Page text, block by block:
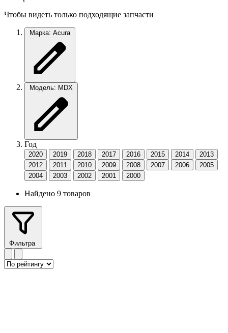
Чтобы видеть только подходящие запчасти
Марка: Acura
Модель: MDX
Год
2020 2019 2018 2017 2016 2015 2014
2013
2012
2011 2010 2009 2008 2007 2006
2005
2004
2003 2002 2001 2000
Найдено 9 товаров
Фильтра